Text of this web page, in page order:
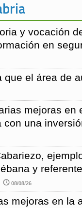
y vocación
en
que el área de
mejoras en
una
y
08/08/26
mejoras en la